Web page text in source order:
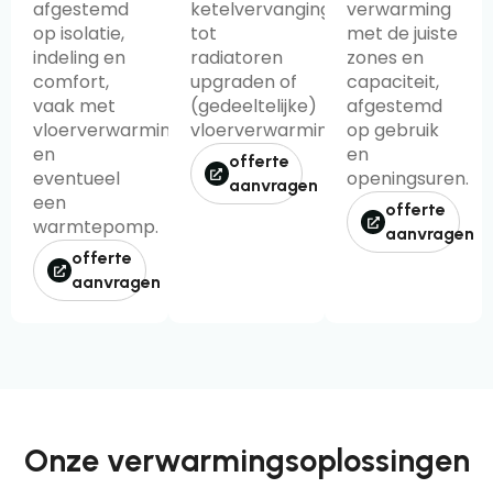
afgestemd
op isolatie,
indeling en
comfort,
vaak met
vloerverwarming
en
eventueel
een
warmtepomp.
offerte
aanvragen
ketelvervanging
tot
radiatoren
upgraden of
(gedeeltelijke)
vloerverwarming.
offerte
aanvragen
verwarming
met de juiste
zones en
capaciteit,
afgestemd
op gebruik
en
openingsuren.
offerte
aanvragen
Onze verwarmingsoplossingen